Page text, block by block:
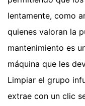
lentamente, como
quienes valoran la
mantenimiento es
máquina que les
Limpiar el grupo
extrae con un clic